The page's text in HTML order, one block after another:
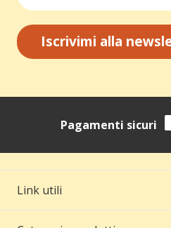
Iscrivimi alla
Pagamenti sicuri
Link utili